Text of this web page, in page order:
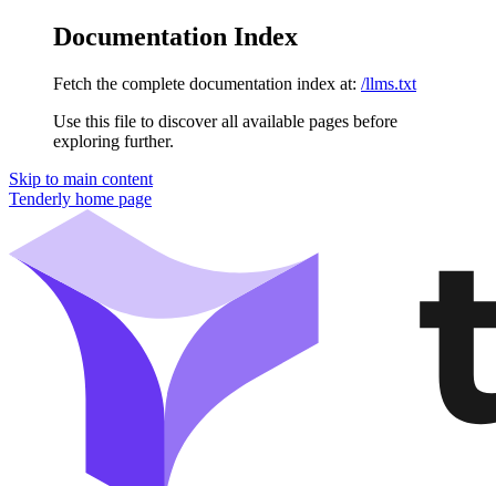
Documentation Index
Fetch the complete documentation index at: /llms.txt
Use this file to discover all available pages before
exploring further.
Skip to main content
Tenderly home page